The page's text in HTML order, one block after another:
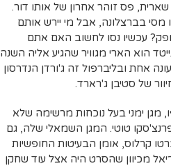
פס זוהר אחרון של אותו דור.
מסי בברצלונה, אבל מי יירש אותם
עכשיו נסו לחשוב האם אתם
הוא הארי מגוויר שהגיע אליה השנה
אחת ובליברפול זה ג'ורדן הנדרסון
של סטיבן ג'רארד.
שלה הוא קאפו, מגן ימני בעל נוכחות מרשימה שלא
טוטי. המגן השמאלי שלה, גם
קרלוס, אומן הבעיטות החופשיות
מכיוון שהסרט היה אצל עוד שחקן